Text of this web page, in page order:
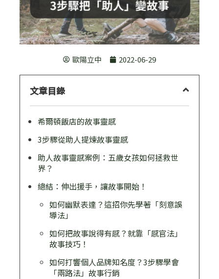
歐陽立中 2022-06-29
文章目錄
希爾頓飯店的故事靈感
3步驟從助人提煉故事靈感
助人故事靈感案例：五歲女孩如何拯救世
界？
總結：伸出援手，讓故事開始！
如何幽默表達？這招你先學著「刻意誤
導法」
如何把故事說得有感？就靠「感官法」
故事技巧！
如何打響個人品牌知名度？3步驟學會
「兩路法」故事行銷